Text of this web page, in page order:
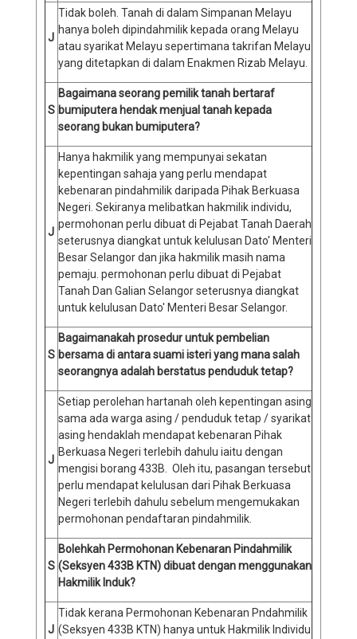
J
Tidak boleh. Tanah di dalam Simpanan Melayu
hanya boleh dipindahmilik kepada orang Melayu
atau syarikat Melayu sepertimana takrifan Melayu
yang ditetapkan di dalam Enakmen Rizab Melayu.
S
Bagaimana seorang pemilik tanah bertaraf
bumiputera hendak menjual tanah kepada
seorang bukan bumiputera?
J
Hanya hakmilik yang mempunyai sekatan
kepentingan sahaja yang perlu mendapat
kebenaran pindahmilik daripada Pihak Berkuasa
Negeri. Sekiranya melibatkan hakmilik individu,
permohonan perlu dibuat di Pejabat Tanah Daerah
seterusnya diangkat untuk kelulusan Dato' Menteri
Besar Selangor dan jika hakmilik masih nama
pemaju. permohonan perlu dibuat di Pejabat
Tanah Dan Galian Selangor seterusnya diangkat
untuk kelulusan Dato' Menteri Besar Selangor.
S
Bagaimanakah prosedur untuk pembelian
bersama di antara suami isteri yang mana salah
seorangnya adalah berstatus penduduk tetap?
J
Setiap perolehan hartanah oleh kepentingan asing
sama ada warga asing / penduduk tetap / syarikat
asing hendaklah mendapat kebenaran Pihak
Berkuasa Negeri terlebih dahulu iaitu dengan
mengisi borang 433B. Oleh itu, pasangan tersebut
perlu mendapat kelulusan dari Pihak Berkuasa
Negeri terlebih dahulu sebelum mengemukakan
permohonan pendaftaran pindahmilik.
S
Bolehkah Permohonan Kebenaran Pindahmilik
(Seksyen 433B KTN) dibuat dengan menggunakan
Hakmilik Induk?
J
Tidak kerana Permohonan Kebenaran Pndahmilik
(Seksyen 433B KTN) hanya untuk Hakmilik Individu